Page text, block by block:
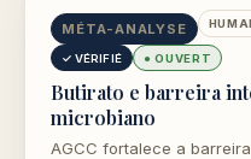
ouvre dans un
MÉTA-ANALYSE
✓ VÉRIFIÉ ● OUVERT
Butirato e barreira
microbiano
AGCC fortalece a